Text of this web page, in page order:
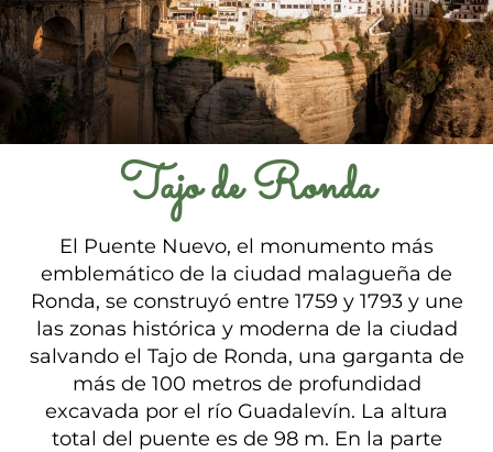
Tajo de Ronda
El Puente Nuevo, el monumento más
emblemático de la ciudad malagueña de
Ronda, se construyó entre 1759 y 1793 y une
las zonas histórica y moderna de la ciudad
salvando el Tajo de Ronda, una garganta de
más de 100 metros de profundidad
excavada por el río Guadalevín. La altura
total del puente es de 98 m. En la parte